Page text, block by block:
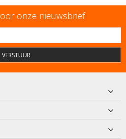
onze nieuwsbrief
VERSTUUR